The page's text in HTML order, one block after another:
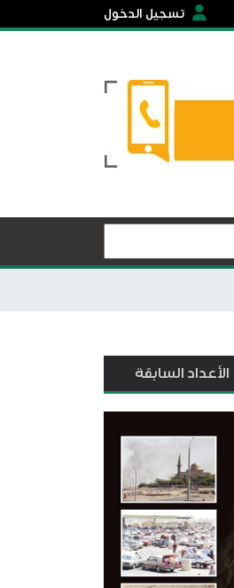
تسجيل الدخول
الأعداد السابقة